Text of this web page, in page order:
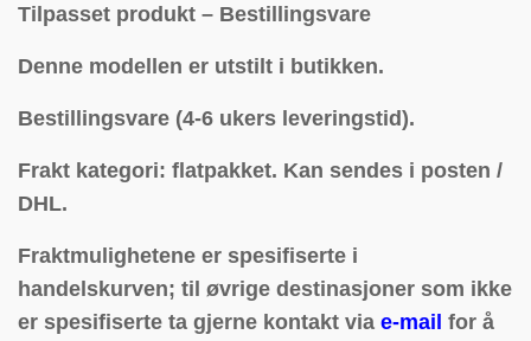
Tilpasset produkt – Bestillingsvare
Denne modellen er utstilt i butikken.
Bestillingsvare (4-6 ukers leveringstid).
Frakt kategori: flatpakket. Kan sendes i posten /
DHL.
Fraktmulighetene er spesifiserte i
handelskurven; til øvrige destinasjoner som ikke
er spesifiserte ta gjerne kontakt via e-mail for å